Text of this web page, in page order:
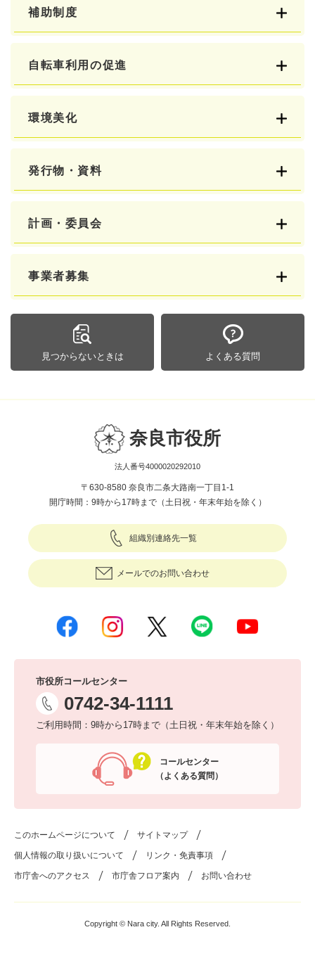
補助制度
自転車利用の促進
環境美化
発行物・資料
計画・委員会
事業者募集
見つからないときは よくある質問
奈良市役所
法人番号4000020292010
〒630-8580 奈良市二条大路南一丁目1-1
開庁時間：9時から17時まで（土日祝・年末年始を除く）
組織別連絡先一覧
メールでのお問い合わせ
市役所コールセンター
0742-34-1111
ご利用時間：9時から17時まで（土日祝・年末年始を除く）
コールセンター
（よくある質問）
このホームページについて サイトマップ
個人情報の取り扱いについて リンク・免責事項
市庁舎へのアクセス 市庁舎フロア案内 お問い合わせ
Copyright © Nara city. All Rights Reserved.